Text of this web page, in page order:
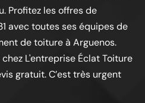
Profitez les offres de
avec toutes ses équipes de
de toiture à Arguenos.
L'entreprise Éclat Toiture
gratuit. C’est très urgent